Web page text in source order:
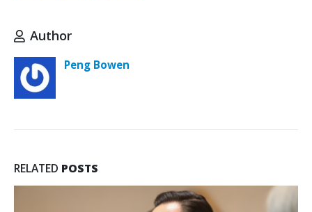
Author
Peng Bowen
RELATED POSTS